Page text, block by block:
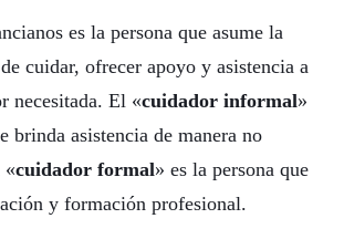
es la persona que asume la
cuidar, ofrecer apoyo y asistencia a
necesitada. El «cuidador informal»
brinda asistencia de manera no
«cuidador formal» es la persona que
y formación profesional.